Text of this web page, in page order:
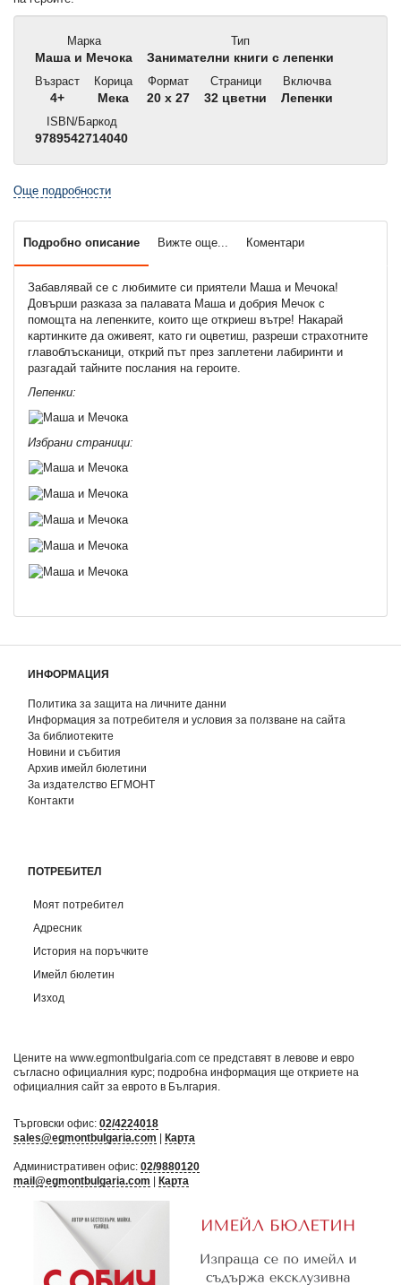
Марка
Маша и Мечока
Тип
Занимателни книги с лепенки
Възраст
4+
Корица
Мека
Формат
20 x 27
Страници
32 цветни
Включва
Лепенки
ISBN/Баркод
9789542714040
Още подробности
Подробно описание Вижте още... Коментари
Забавлявай се с любимите си приятели Маша и Мечока!
Довърши разказа за палавата Маша и добрия Мечок с
помощта на лепенките, които ще откриеш вътре! Накарай
картинките да оживеят, като ги оцветиш, разреши страхотните
главоблъсканици, открий път през заплетени лабиринти и
разгадай тайните послания на героите.
Лепенки:
Избрани страници:
ИНФОРМАЦИЯ
Политика за защита на личните данни
Информация за потребителя и условия за ползване на сайта
За библиотеките
Новини и събития
Архив имейл бюлетини
За издателство ЕГМОНТ
Контакти
ПОТРЕБИТЕЛ
Моят потребител
Адресник
История на поръчките
Имейл бюлетин
Изход
Цените на www.egmontbulgaria.com се представят в левове и евро
съгласно официалния курс; подробна информация ще откриете на
официалния сайт за еврото в България
Търговски офис: 02/4224018
sales@egmontbulgaria.com
Карта
Административен офис: 02/9880120
mail@egmontbulgaria.com
Карта